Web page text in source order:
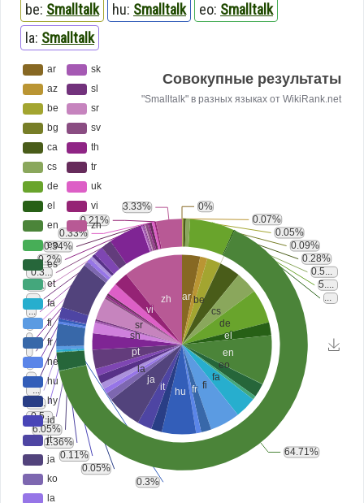
be: Smalltalk hu: Smalltalk eo: Smalltalk
la: Smalltalk